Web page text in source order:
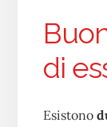
di
Esistono